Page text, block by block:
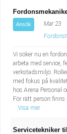
Ansök Mar 23
Vi söker nu en
arbeta med service,
verkstadsmiljö.
med fokus på
hos Arena Personal
För rätt person
Visa mer
Servicetekniker